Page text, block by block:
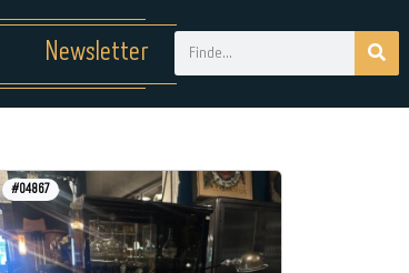
Newsletter
#04867